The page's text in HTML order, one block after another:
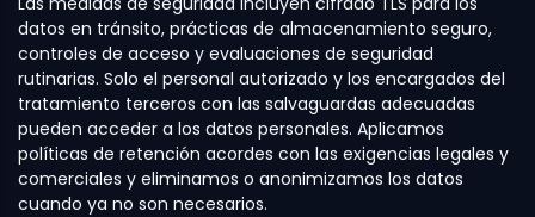
datos en tránsito, prácticas de almacenamiento seguro,
controles de acceso y evaluaciones de seguridad
rutinarias. Solo el personal autorizado y los encargados del
tratamiento terceros con las salvaguardas adecuadas
pueden acceder a los datos personales. Aplicamos
políticas de retención acordes con las exigencias legales y
comerciales y eliminamos o anonimizamos los datos
cuando ya no son necesarios.